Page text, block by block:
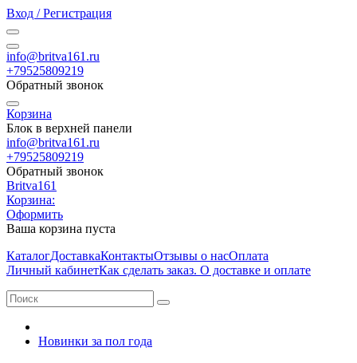
Вход / Регистрация
info@britva161.ru
+79525809219
Обратный звонок
Корзина
Блок в верхней панели
info@britva161.ru
+79525809219
Обратный звонок
Britva161
Корзина:
Оформить
Ваша корзина пуста
КаталогДоставкаКонтактыОтзывы о насОплата
Личный кабинетКак сделать заказ. О доставке и оплате
Новинки за пол года